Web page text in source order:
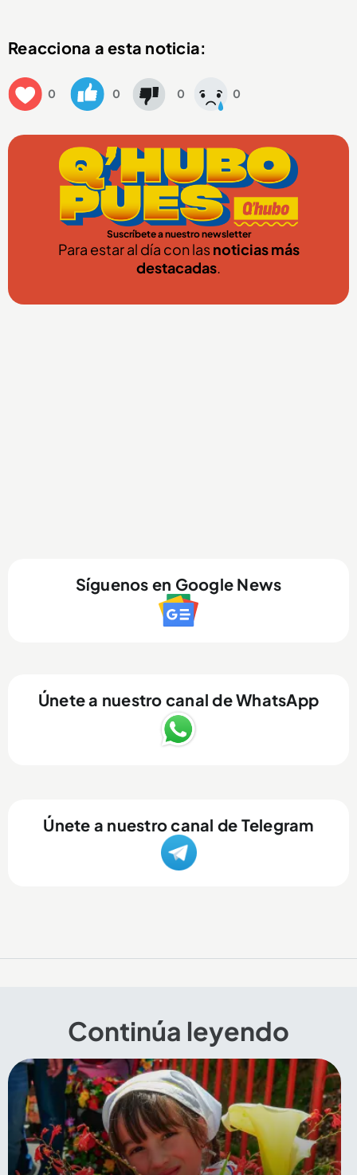
Reacciona a esta noticia:
0 0 0 0
Suscríbete a nuestro newsletter
Para estar al día con lasnoticias más
destacadas
Síguenos en Google News
Únete a nuestro canal de WhatsApp
Únete a nuestro canal de Telegram
Continúa leyendo